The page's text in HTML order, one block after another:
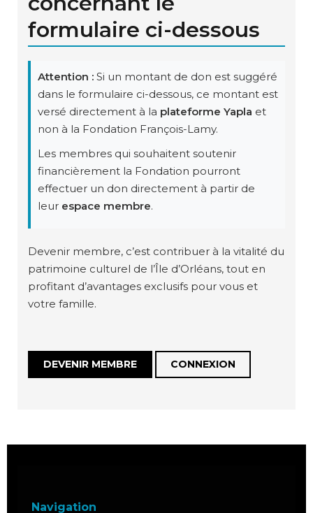
formulaire ci-dessous
Attention : Si un montant de don est suggéré
dans le formulaire ci-dessous, ce montant est
versé directement à la plateforme Yapla et
non à la Fondation François-Lamy.
Les membres qui souhaitent soutenir
financièrement la Fondation pourront
effectuer un don directement à partir de
leur espace membre.
Devenir membre, c’est contribuer à la vitalité du
patrimoine culturel de l’Île d’Orléans, tout en
profitant d’avantages exclusifs pour vous et
votre famille.
DEVENIR MEMBRE CONNEXION